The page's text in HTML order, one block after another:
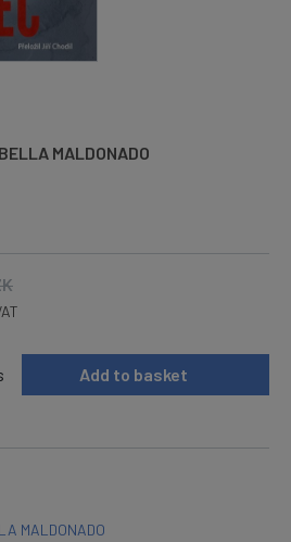
MALDONADO
Add to basket
MALDONADO